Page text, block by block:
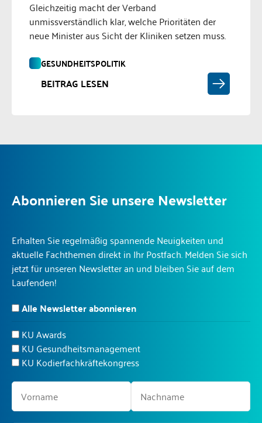
Gleichzeitig macht der Verband
unmissverständlich klar, welche Prioritäten der
neue Minister aus Sicht der Kliniken setzen muss.
GESUNDHEITSPOLITIK
BEITRAG LESEN
Abonnieren Sie unsere Newsletter
Erhalten Sie regelmäßig spannende Neuigkeiten und
aktuelle Fachthemen direkt in Ihr Postfach. Melden Sie sich
jetzt für unseren Newsletter an und bleiben Sie auf dem
Laufenden!
Alle Newsletter abonnieren
KU Awards
KU Gesundheitsmanagement
KU Kodierfachkräftekongress